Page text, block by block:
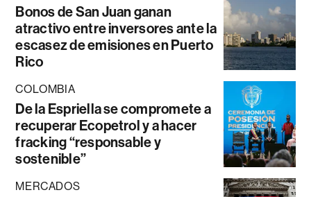
Bonos de San Juan ganan
atractivo entre inversores ante la
escasez de emisiones en Puerto
Rico
COLOMBIA
De la Espriella se compromete a
recuperar Ecopetrol y a hacer
fracking “responsable y
sostenible”
MERCADOS